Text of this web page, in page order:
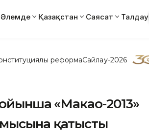
Әлемде Қазақстан Саясат Талдау
реформаСайлау-2026
«Макао-2013»
қатысты